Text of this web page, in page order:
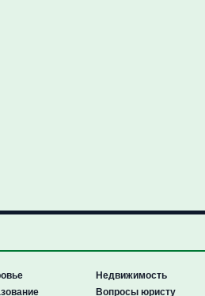
Недвижимость
Вопросы юристу